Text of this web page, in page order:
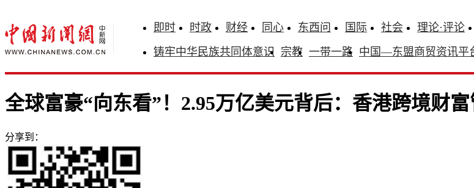
即时 时政 财经 同心 东西问 国际 社会 理论·评论
铸牢中华民族共同体意识 宗教 一带一路 中国—东盟商贸资讯平
全球富豪“向东看”！2.95万亿美元背后：香港跨境财
分享到：